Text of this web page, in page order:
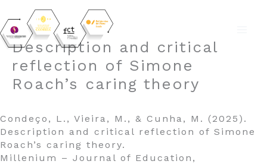
Skip
content
Description and critical
reflection of Simone
Roach’s caring theory
Condeço, L., Vieira, M., & Cunha, M. (2025).
Description and critical reflection of Simone
Roach’s caring theory.
Millenium – Journal of Education,